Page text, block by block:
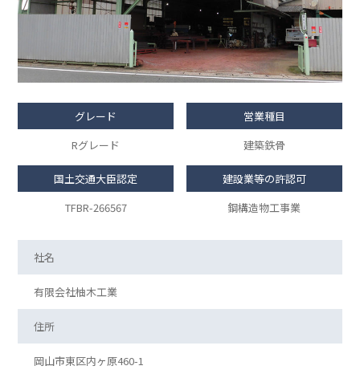
グレード
Rグレード
営業種目
建築鉄骨
国土交通大臣認定
TFBR-266567
建設業等の許認可
鋼構造物工事業
社名
有限会社柚木工業
住所
岡山市東区内ヶ原460-1